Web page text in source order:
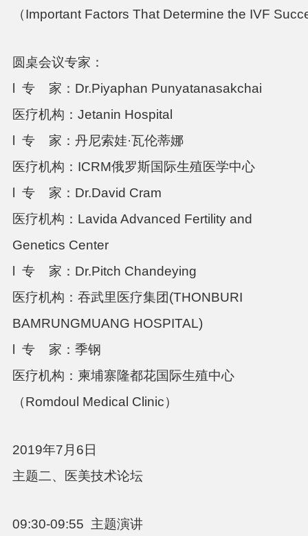
（Important Factors That Determine the IVF
圆桌会议专家：
l 专
家： Dr.Piyaphan Punyatanasakchai
医疗机构： Jetanin Hospital
l 专
家：丹尼索娃·瓦伦蒂娜
医疗机构： ICRM俄罗斯国际生殖医学中心
l 专
家： Dr.David Cram
医疗机构： Lavida Advanced Fertility and
Genetics Center
l 专
家： Dr.Pitch Chandeying
医疗机构：吞武里医疗集团(THONBURI
BAMRUNGMUANG HOSPITAL)
l 专
家：季钢
医疗机构：柬埔寨隆都花国际生殖中心
（Romdoul Medical Clinic）
2019年7 月 6日
主题二、医美技术论坛
09:30-09:55 主题演讲